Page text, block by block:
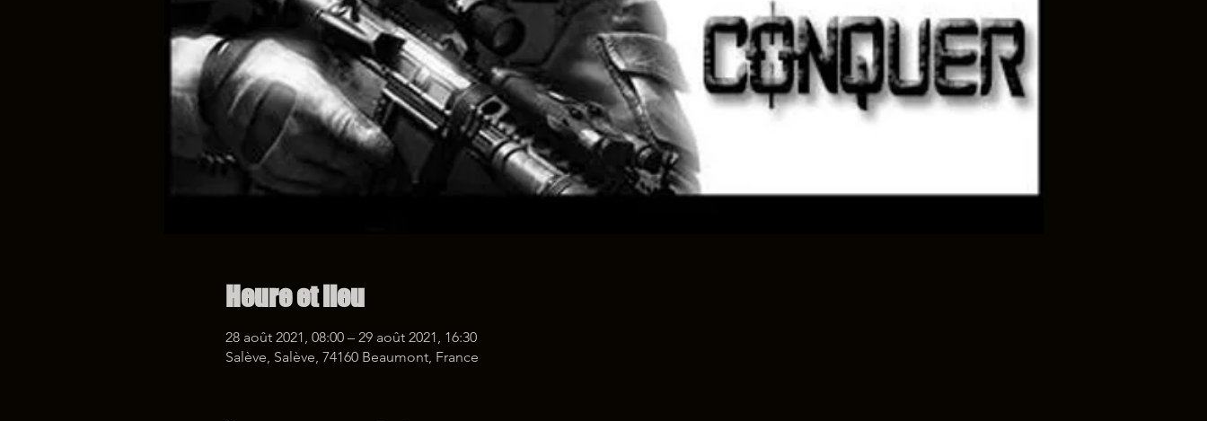
Heure et lieu
28 août 2021, 08:00 – 29 août 2021, 16:30
Salève, Salève, 74160 Beaumont, France